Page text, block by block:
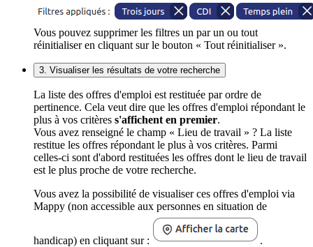
Vous pouvez supprimer les filtres un par un ou tout
réinitialiser en cliquant sur le bouton « Tout réinitialiser ».
3. Visualiser les résultats de votre recherche
La liste des offres d'emploi est restituée par ordre de
pertinence. Cela veut dire que les offres d'emploi répondant le
plus à vos critères s'affichent en premier.
Vous avez renseigné le champ « Lieu de travail » ? La liste
restitue les offres répondant le plus à vos critères. Parmi
celles-ci sont d'abord restituées les offres dont le lieu de travail
est le plus proche de votre recherche.
Vous avez la possibilité de visualiser ces offres d'emploi via
Mappy (non accessible aux personnes en situation de
handicap) en cliquant sur :
.